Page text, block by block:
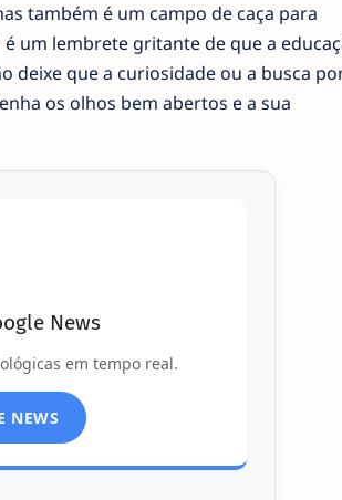
também é um campo de caça para
um lembrete gritante de que a
deixe que a curiosidade ou a busca
os olhos bem abertos e a sua
News
em tempo real.
NEWS